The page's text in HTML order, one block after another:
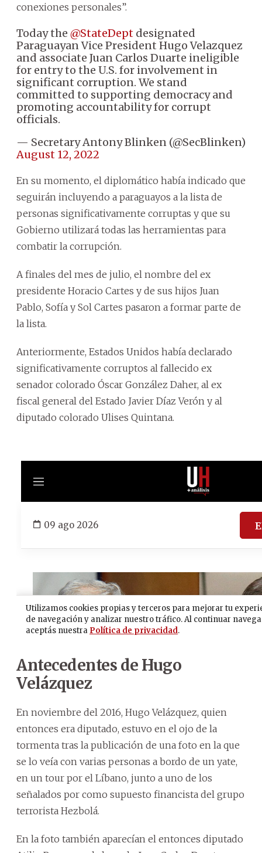
conexiones personales”.
Today the @StateDept designated
Paraguayan Vice President Hugo Velazquez
and associate Juan Carlos Duarte ineligible
for entry to the U.S. for involvement in
significant corruption. We stand
committed to supporting democracy and
promoting accountability for corrupt
officials.
— Secretary Antony Blinken (@SecBlinken)
August 12, 2022
En su momento, el diplomático había indicado que
seguirán incluyendo a paraguayos a la lista de
personas significativamente corruptas y que su
Gobierno utilizará todas las herramientas para
combatir la corrupción.
A finales del mes de julio, el nombre del ex
presidente Horacio Cartes y de sus hijos Juan
Pablo, Sofía y Sol Cartes pasaron a formar parte de
la lista.
Anteriormente, Estados Unidos había declarado
significativamente corruptos al fallecido ex
senador colorado Óscar González Daher, al ex
fiscal general del Estado Javier Díaz Verón y al
diputado colorado Ulises Quintana.
Antecedentes de Hugo
Velázquez
En noviembre del 2016, Hugo Velázquez, quien
entonces era diputado, estuvo en el ojo de la
tormenta tras la publicación de una foto en la que
se lo veía con varias personas a bordo de un yate,
en un tour por el Líbano, junto a uno de los
señalados por como supuesto financista del grupo
terrorista Hezbolá.
En la foto también aparecían el entonces diputado